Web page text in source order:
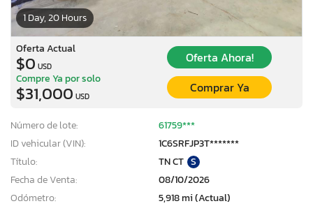
1 Day, 20 Hours
Oferta Actual
$0 USD
Oferta Ahora!
Compre Ya por solo
$31,000 USD
Comprar Ya
Número de lote:
61759***
ID vehicular (VIN):
1C6SRFJP3T*******
Título:
TN CT S
Fecha de Venta:
08/10/2026
Odómetro:
5,918 mi (Actual)